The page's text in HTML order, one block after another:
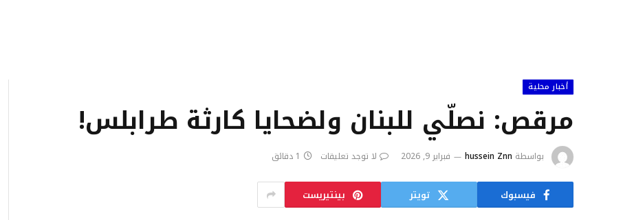
أخبار محلية
مرقص: نصلّي للبنان ولضحايا كارثة طرابلس!
بواسطة hussein Znn فبراير 9, 2026 لا توجد تعليقات 1 دقائق
فيسبوك تويتر بينتيريست